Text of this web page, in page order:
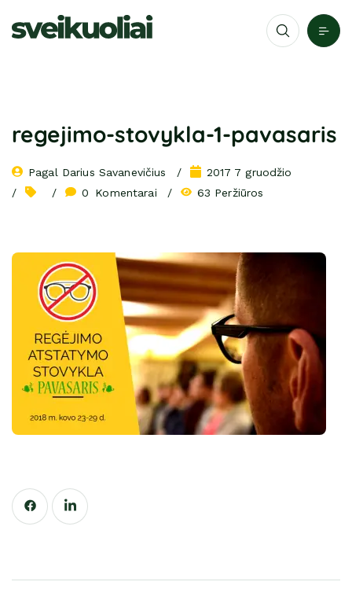
regejimo-stovykla-1-pavasaris
Pagal Darius Savanevičius
2017 7 gruodžio
0
Komentarai 63 Peržiūros